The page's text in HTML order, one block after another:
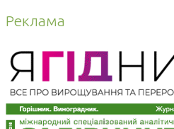
Реклама